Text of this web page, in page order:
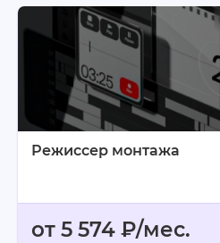
Минусы:
Не обнаружила
Режиссер монтажа
от 5 574 ₽/мес.